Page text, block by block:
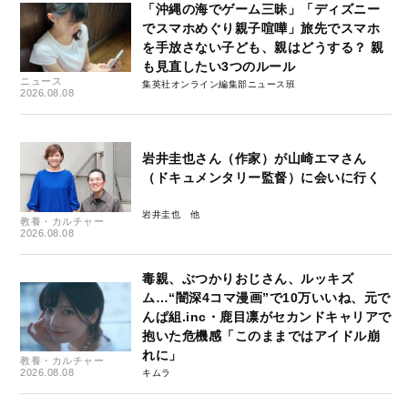
ニュース
2026.08.08
「沖縄の海でゲーム三昧」「ディズニー
でスマホめぐり親子喧嘩」旅先でスマホ
を手放さない子ども、親はどうする？ 親
も見直したい3つのルール
集英社オンライン編集部ニュース班
教養・カルチャー
2026.08.08
岩井圭也さん（作家）が山崎エマさん
（ドキュメンタリー監督）に会いに行く
岩井圭也
教養・カルチャー
2026.08.08
毒親、ぶつかりおじさん、ルッキズ
ム…“闇深4コマ漫画”で10万いいね、元で
んぱ組.inc・鹿目凛がセカンドキャリアで
抱いた危機感「このままではアイドル崩
れに」
キムラ